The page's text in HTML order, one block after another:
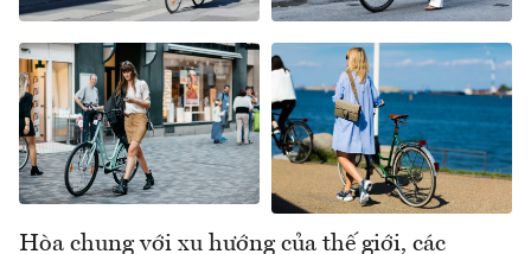
Hòa chung với xu hướng của thế giới, các